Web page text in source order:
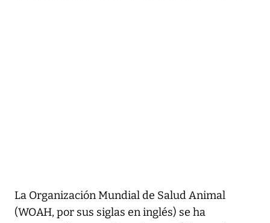
La Organización Mundial de Salud Animal
(WOAH, por sus siglas en inglés) se ha